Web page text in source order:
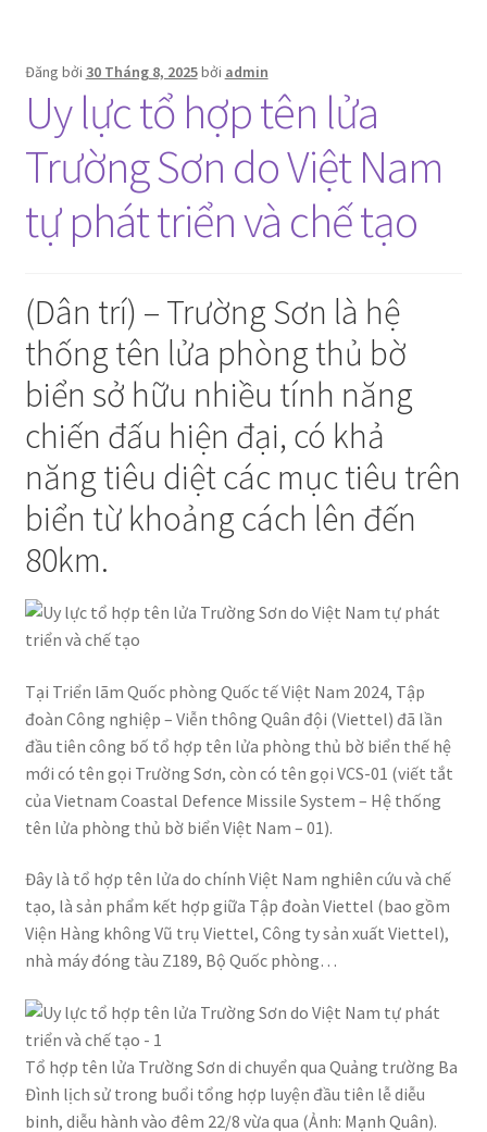
Đăng bởi 30 Tháng 8, 2025bởi admin
Uy lực tổ hợp tên lửa
Trường Sơn do Việt Nam
tự phát triển và chế tạo
(Dân trí) – Trường Sơn là hệ
thống tên lửa phòng thủ bờ
biển sở hữu nhiều tính năng
chiến đấu hiện đại, có khả
năng tiêu diệt các mục tiêu trên
biển từ khoảng cách lên đến
80km.
Tại Triển lãm Quốc phòng Quốc tế Việt Nam 2024, Tập
đoàn Công nghiệp – Viễn thông Quân đội (Viettel) đã lần
đầu tiên công bố tổ hợp tên lửa phòng thủ bờ biển thế hệ
mới có tên gọi Trường Sơn, còn có tên gọi VCS-01 (viết tắt
của Vietnam Coastal Defence Missile System – Hệ thống
tên lửa phòng thủ bờ biển Việt Nam – 01).
Đây là tổ hợp tên lửa do chính Việt Nam nghiên cứu và chế
tạo, là sản phẩm kết hợp giữa Tập đoàn Viettel (bao gồm
Viện Hàng không Vũ trụ Viettel, Công ty sản xuất Viettel),
nhà máy đóng tàu Z189, Bộ Quốc phòng…
Tổ hợp tên lửa Trường Sơn di chuyển qua Quảng trường Ba
Đình lịch sử trong buổi tổng hợp luyện đầu tiên lễ diễu
binh, diễu hành vào đêm 22/8 vừa qua (Ảnh: Mạnh Quân).